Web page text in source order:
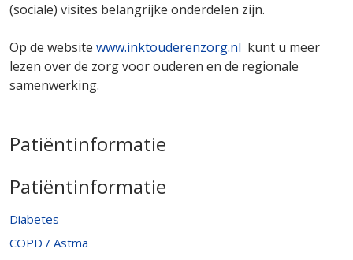
(sociale) visites belangrijke onderdelen zijn.
Op de website www.inktouderenzorg.nl kunt u meer
lezen over de zorg voor ouderen en de regionale
samenwerking.
Patiëntinformatie
Patiëntinformatie
Diabetes
COPD / Astma